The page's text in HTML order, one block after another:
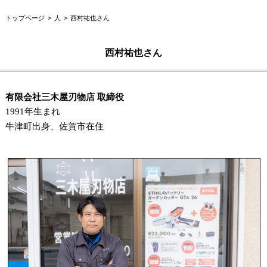
トップページ 人 西村祐也さん
西村祐也さん
有限会社三木屋刃物店 取締役
1991年生まれ
牛津町出身、佐賀市在住